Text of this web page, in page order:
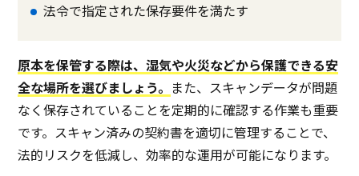
法令で指定された保存要件を満たす
原本を保管する際は、湿気や火災などから保護できる安
全な場所を選びましょう。 また、スキャンデータが問題
なく保存されていることを定期的に確認する作業も重要
です。スキャン済みの契約書を適切に管理することで、
法的リスクを低減し、効率的な運用が可能になります。